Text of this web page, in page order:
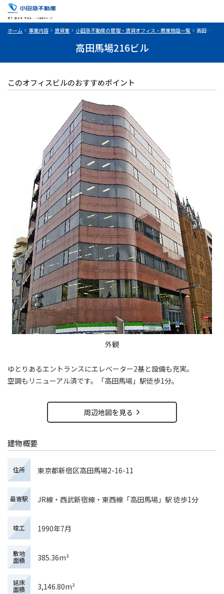
ホーム 事業内容 賃貸業 小田急不動産の管理・賃貸オフィス・商業施設一覧 高田馬場216ビル
高田馬場216ビル
このオフィスビルのおすすめポイント
外観
ゆとりあるエントランスにエレベーター2基と設備も充実。
空調もリニューアル済です。「高田馬場」駅徒歩1分。
周辺地図を見る
建物概要
住所 東京都新宿区高田馬場2-16-11
最寄駅 JR線・西武新宿線・東西線「高田馬場」駅 徒歩1分
竣工 1990年7月
敷地
面積
385.36m²
延床
面積
3,146.80m²